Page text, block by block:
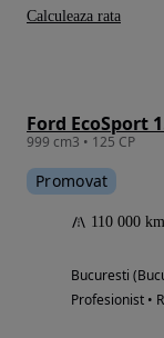
Ford EcoSport
999 cm3 • 125 CP
Promovat
110 000 km
Bucuresti
Profesionist •
Calculeaza rata